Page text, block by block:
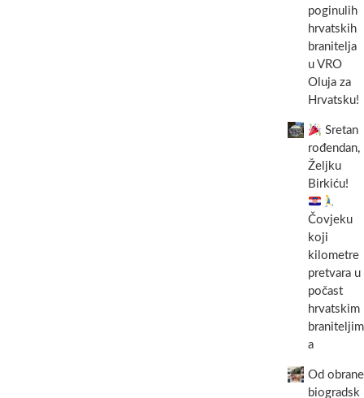
poginulih
hrvatskih
branitelja
u VRO
Oluja za
Hrvatsku!
Sretan
rođendan,
Željku
Birkiću!
Čovjeku
koji
kilometre
pretvara u
počast
hrvatskim
braniteljim
a
Od obrane
biogradsk